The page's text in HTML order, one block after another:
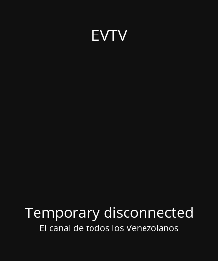
EVTV
Temporary disconnected
El canal de todos los Venezolanos